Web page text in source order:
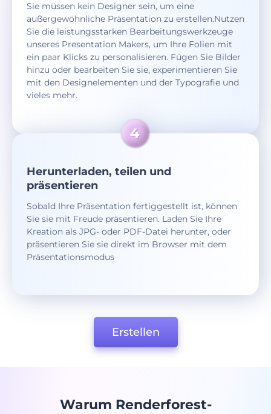
Sie müssen kein Designer sein, um eine
außergewöhnliche Präsentation zu erstellen.Nutzen
Sie die leistungsstarken Bearbeitungswerkzeuge
unseres Presentation Makers, um Ihre Folien mit
ein paar Klicks zu personalisieren. Fügen Sie Bilder
hinzu oder bearbeiten Sie sie, experimentieren Sie
mit den Designelementen und der Typografie und
vieles mehr.
Herunterladen, teilen und
präsentieren
Sobald Ihre Präsentation fertiggestellt ist, können
Sie sie mit Freude präsentieren. Laden Sie Ihre
Kreation als JPG- oder PDF-Datei herunter, oder
präsentieren Sie sie direkt im Browser mit dem
Präsentationsmodus
Erstellen
Warum Renderforest-